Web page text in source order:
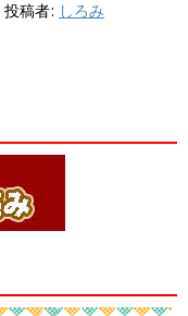
投稿者: しろみ